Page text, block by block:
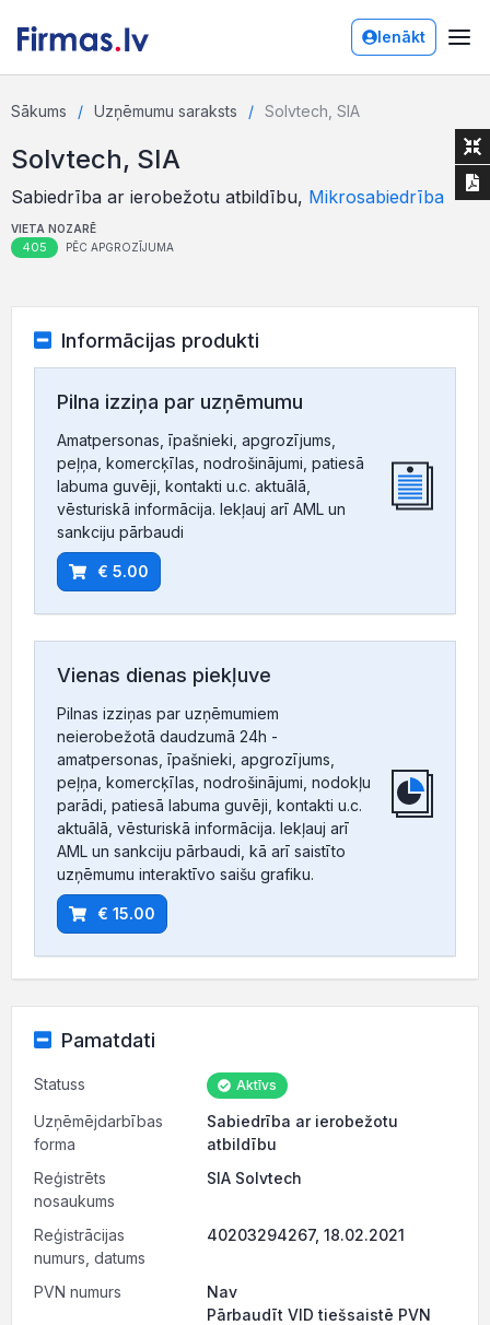
Ienākt
Sākums Uzņēmumu saraksts Solvtech, SIA
Solvtech, SIA
Sabiedrība ar ierobežotu atbildību, Mikrosabiedrība
VIETA NOZARĒ
405 PĒC APGROZĪJUMA
Informācijas produkti
Pilna izziņa par uzņēmumu
Amatpersonas, īpašnieki, apgrozījums,
peļņa, komercķīlas, nodrošinājumi, patiesā
labuma guvēji, kontakti u.c. aktuālā,
vēsturiskā informācija. Iekļauj arī AML un
sankciju pārbaudi
€ 5.00
Vienas dienas piekļuve
Pilnas izziņas par uzņēmumiem
neierobežotā daudzumā 24h -
amatpersonas, īpašnieki, apgrozījums,
peļņa, komercķīlas, nodrošinājumi, nodokļu
parādi, patiesā labuma guvēji, kontakti u.c.
aktuālā, vēsturiskā informācija. Iekļauj arī
AML un sankciju pārbaudi, kā arī saistīto
uzņēmumu interaktīvo saišu grafiku.
€ 15.00
Pamatdati
Statuss Aktīvs
Uzņēmējdarbības
forma
Sabiedrība ar ierobežotu
atbildību
Reģistrēts
nosaukums
SIA Solvtech
Reģistrācijas
numurs, datums
40203294267, 18.02.2021
PVN numurs
Nav
Pārbaudīt VID tiešsaistē PVN